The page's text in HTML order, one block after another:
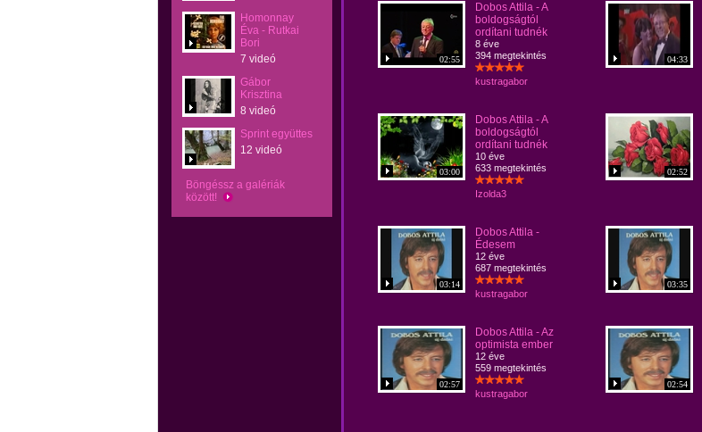
Homonnay
Éva - Rutkai
Bori
7 videó
Gábor
Krisztina
8 videó
Sprint együttes
12 videó
Böngéssz a galériák
között!
02:55
Dobos Attila - A
boldogságtól
ordítani tudnék
8 éve
394 megtekintés
kustragabor
04:33
03:00
Dobos Attila - A
boldogságtól
ordítani tudnék
10 éve
633 megtekintés
Izolda3
02:52
03:14
Dobos Attila -
Édesem
12 éve
687 megtekintés
kustragabor
03:35
02:57
Dobos Attila - Az
optimista ember
12 éve
559 megtekintés
kustragabor
02:54